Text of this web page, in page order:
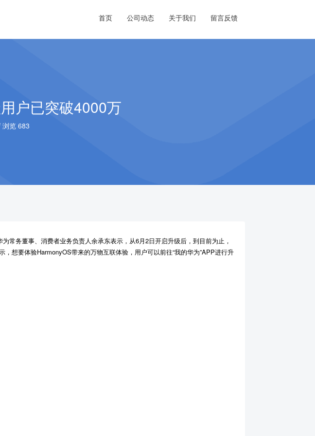
首页 公司动态 关于我们 留言反馈
户已突破4000万
浏览 683
常务董事、消费者业务负责人余承东表示，从6月2日开启升级后，到目前为止，
想要体验HarmonyOS带来的万物互联体验，用户可以前往“我的华为”APP进行升